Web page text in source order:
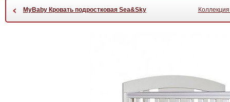
‹ MyBaby Кровать подростковая Sea&Sky